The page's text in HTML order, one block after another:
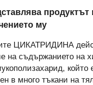
продуктът
му
ЦИКАТРИДИНА
на съдържанието на
който
в много тъкани на